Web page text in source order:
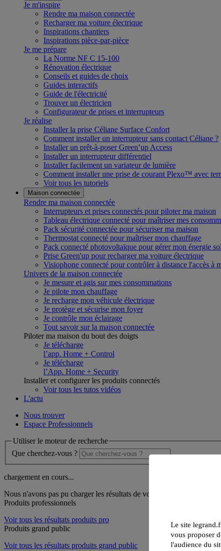
Je m'inspire
Rendre ma maison connectée
Recharger ma voiture électrique
Inspirations chantiers
Inspirations pièce-par-pièce
Je me prépare
La Norme NF C 15-100
Rénovation électrique
Conseils et guides de choix
Guides interactifs
Guide de l'électricité
Trouver un électricien
Configurateur de prises et interrupteurs
Je réalise
Installer la prise Céliane Surface Confort
Comment installer un interrupteur sans contact Céliane ?
Installer un prêt-à-poser Green’up Access
Installer un interrupteur différentiel
Installer facilement un variateur de lumière
Comment installer une prise de courant Plexo™ avec
Voir tous les tutoriels
Maison connectée
Rendre ma maison connectée
Interrupteurs et prises connectés pour piloter ma maison
Tableau électrique connecté pour maîtriser mes
Pack sécurité connectée pour sécuriser ma maison
Thermostat connecté pour maîtriser mon chauffage
Pack connecté photovoltaïque pour gérer mon énergie
Prise Green'up pour recharger ma voiture électrique
Visiophone connecté pour contrôler à distance l'accès à
Univers de la maison connectée
Je mesure et agis sur mes consommations
Je pilote mon chauffage
Je recharge mon véhicule électrique
Je protège et sécurise mon foyer
Je contrôle mon éclairage
Tout savoir sur la maison connectée
Piloter ma maison du bout des doigts
Je télécharge
l’app. Home + Control
Je télécharge
l’App. Home + Security
Installer et configurer les produits connectés
Voir tous les tutos vidéos
L'actu
Nous trouver
Espace Professionnels
Utiliser le moteur de recherche
Que cherchez-vous ?
chargement en cours...
Nous n'avons pas pu charger les résultats de votre recherche
Produits professionnels
Voir tous les résultats produits pro
Produits grand public
Voir tous les résultats produits grand public
Le site
vous proposer
l'audience du